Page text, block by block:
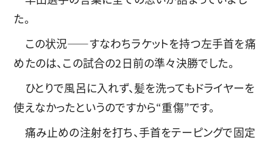
た。
この状況――すなわちラケットを持つ左手首を痛
めたのは、この試合の2日前の準々決勝でした。
ひとりで風呂に入れず、髪を洗ってもドライヤーを
使えなかったというのですから“重傷”です。
痛み止めの注射を打ち、手首をテーピングで固定